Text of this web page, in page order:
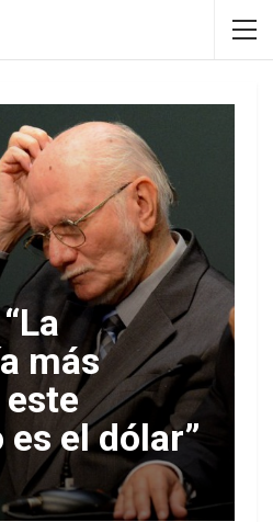
más
este
el dólar”